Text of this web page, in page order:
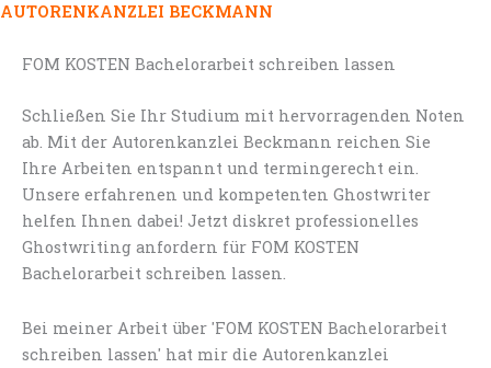
AUTORENKANZLEI BECKMANN
FOM KOSTEN Bachelorarbeit schreiben lassen
Schließen Sie Ihr Studium mit hervorragenden Noten
ab. Mit der Autorenkanzlei Beckmann reichen Sie
Ihre Arbeiten entspannt und termingerecht ein.
Unsere erfahrenen und kompetenten Ghostwriter
helfen Ihnen dabei! Jetzt diskret professionelles
Ghostwriting anfordern für FOM KOSTEN
Bachelorarbeit schreiben lassen.
Bei meiner Arbeit über 'FOM KOSTEN Bachelorarbeit
schreiben lassen' hat mir die Autorenkanzlei